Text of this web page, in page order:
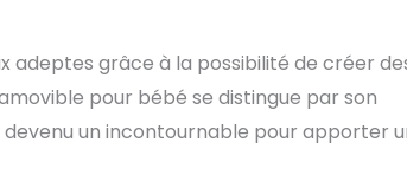
adeptes grâce à la possibilité de créer
pour bébé se distingue par son
un incontournable pour apporter